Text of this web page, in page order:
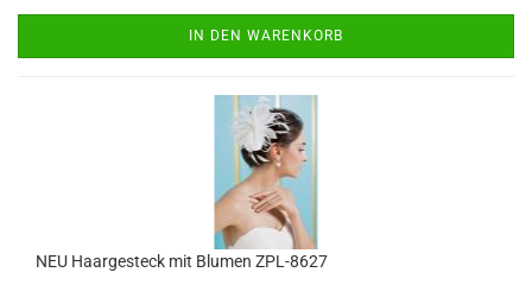
IN DEN WARENKORB
NEU Haargesteck mit Blumen ZPL-8627